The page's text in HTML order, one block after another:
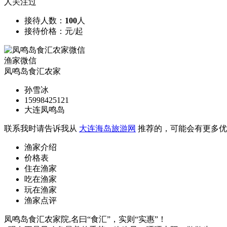
接待人数： 100人
接待价格： 元/起
渔家微信
凤鸣岛食汇农家
孙雪冰
15998425121
大连凤鸣岛
联系我时请告诉我从 大连海岛旅游网 推荐的，可能会有更多
渔家介绍
价格表
住在渔家
吃在渔家
玩在渔家
渔家点评
凤鸣岛食汇农家院,名曰“食汇”，实则“实惠”！